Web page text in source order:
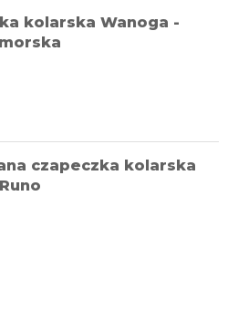
kolarska Wanoga -
czapeczka kolarska